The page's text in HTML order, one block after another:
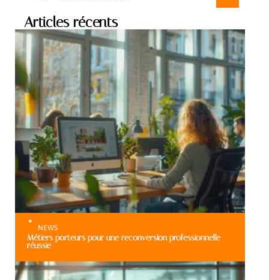
Articles récents
NEWS
Métiers porteurs pour une reconversion professionnelle
réussie